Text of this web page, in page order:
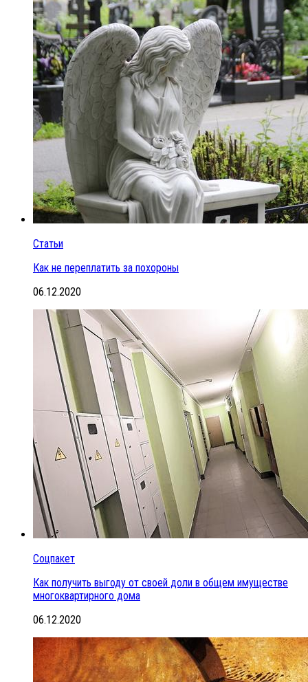
Статьи
Как не переплатить за похороны
06.12.2020
Соцпакет
Как получить выгоду от своей доли в общем имуществе
многоквартирного дома
06.12.2020